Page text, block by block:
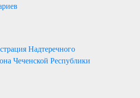
Надтеречного
Чеченской Республики